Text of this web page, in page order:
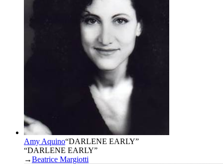
Amy Aquino“DARLENE EARLY”
“DARLENE EARLY”
→Beatrice Margiotti